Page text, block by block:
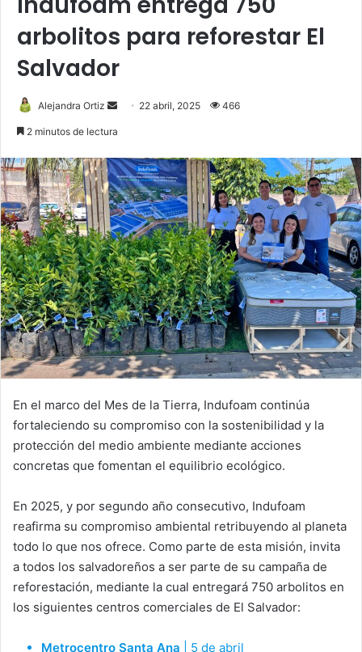
arbolitos para reforestar El
Salvador
Alejandra Ortiz
Send 22 abril, 2025 466
2 minutos de lectura
En el marco del Mes de la Tierra, Indufoam continúa
fortaleciendo su compromiso con la sostenibilidad y la
protección del medio ambiente mediante acciones
concretas que fomentan el equilibrio ecológico.
En 2025, y por segundo año consecutivo, Indufoam
reafirma su compromiso ambiental retribuyendo al planeta
todo lo que nos ofrece. Como parte de esta misión, invita
a todos los salvadoreños a ser parte de su campaña de
reforestación, mediante la cual entregará 750 arbolitos en
los siguientes centros comerciales de El Salvador:
Metrocentro Santa Ana | 5 de abril